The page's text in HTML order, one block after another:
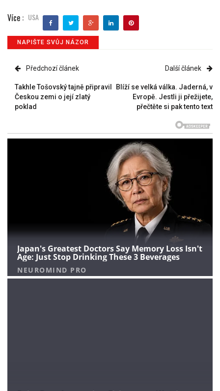
Více : USA
NAPIŠTE SVŮJ NÁZOR
Předchozí článek
Takhle Tošovský tajně připravil
Českou zemi o její zlatý
poklad
Další článek
Blíží se velká válka. Jaderná, v
Evropě. Jestli ji přežijete,
přečtěte si pak tento text